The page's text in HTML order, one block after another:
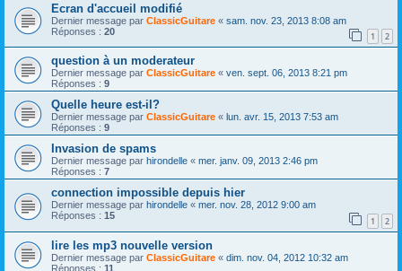
Ecran d'accueil modifié
Dernier message par ClassicGuitare « sam. nov. 23, 2013 8:08 am
Réponses : 20 1 2
question à un moderateur
Dernier message par ClassicGuitare « ven. sept. 06, 2013 8:21 pm
Réponses : 9
Quelle heure est-il?
Dernier message par ClassicGuitare « lun. avr. 15, 2013 7:53 am
Réponses : 9
Invasion de spams
Dernier message par hirondelle « mer. janv. 09, 2013 2:46 pm
Réponses : 7
connection impossible depuis hier
Dernier message par hirondelle « mer. nov. 28, 2012 9:00 am
Réponses : 15 1 2
lire les mp3 nouvelle version
Dernier message par ClassicGuitare « dim. nov. 04, 2012 10:32 am
Réponses : 11